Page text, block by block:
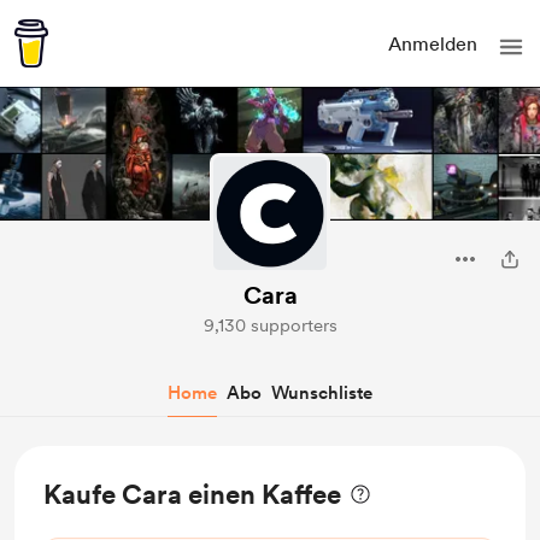
Anmelden
Cara
9,130 supporters
Home Abo Wunschliste
Kaufe Cara einen Kaffee